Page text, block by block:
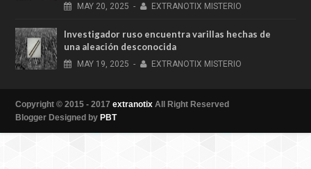
MAY 20, 2025 - EXTRANOTIX MISTERIO
Investigador ruso encuentra varillas hechas de
una aleación desconocida
MAY 19, 2025 - EXTRANOTIX MISTERIO
Copyright © 2015 - 2017 extranotix All Right Reserved
Blogger Designed by PBT